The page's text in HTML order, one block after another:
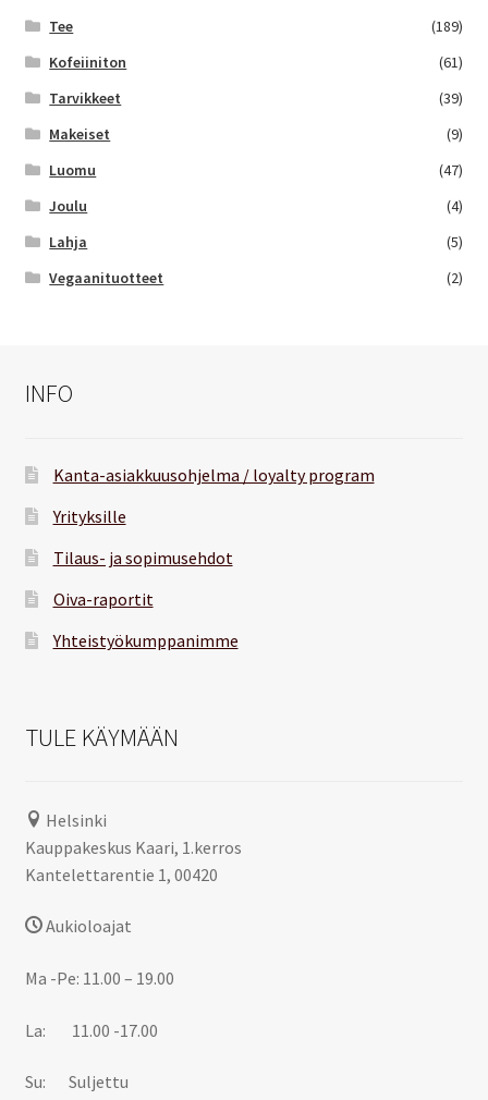
Tee
(189)
Kofeiiniton
(61)
Tarvikkeet
(39)
Makeiset
(9)
Luomu
(47)
Joulu
(4)
Lahja
(5)
Vegaanituotteet
(2)
INFO
Kanta-asiakkuusohjelma / loyalty program
Yrityksille
Tilaus- ja sopimusehdot
Oiva-raportit
Yhteistyökumppanimme
TULE KÄYMÄÄN
Helsinki
Kauppakeskus Kaari, 1.kerros
Kantelettarentie 1, 00420
Aukioloajat
Ma -Pe: 11.00 – 19.00
La: 11.00 -17.00
Su: Suljettu